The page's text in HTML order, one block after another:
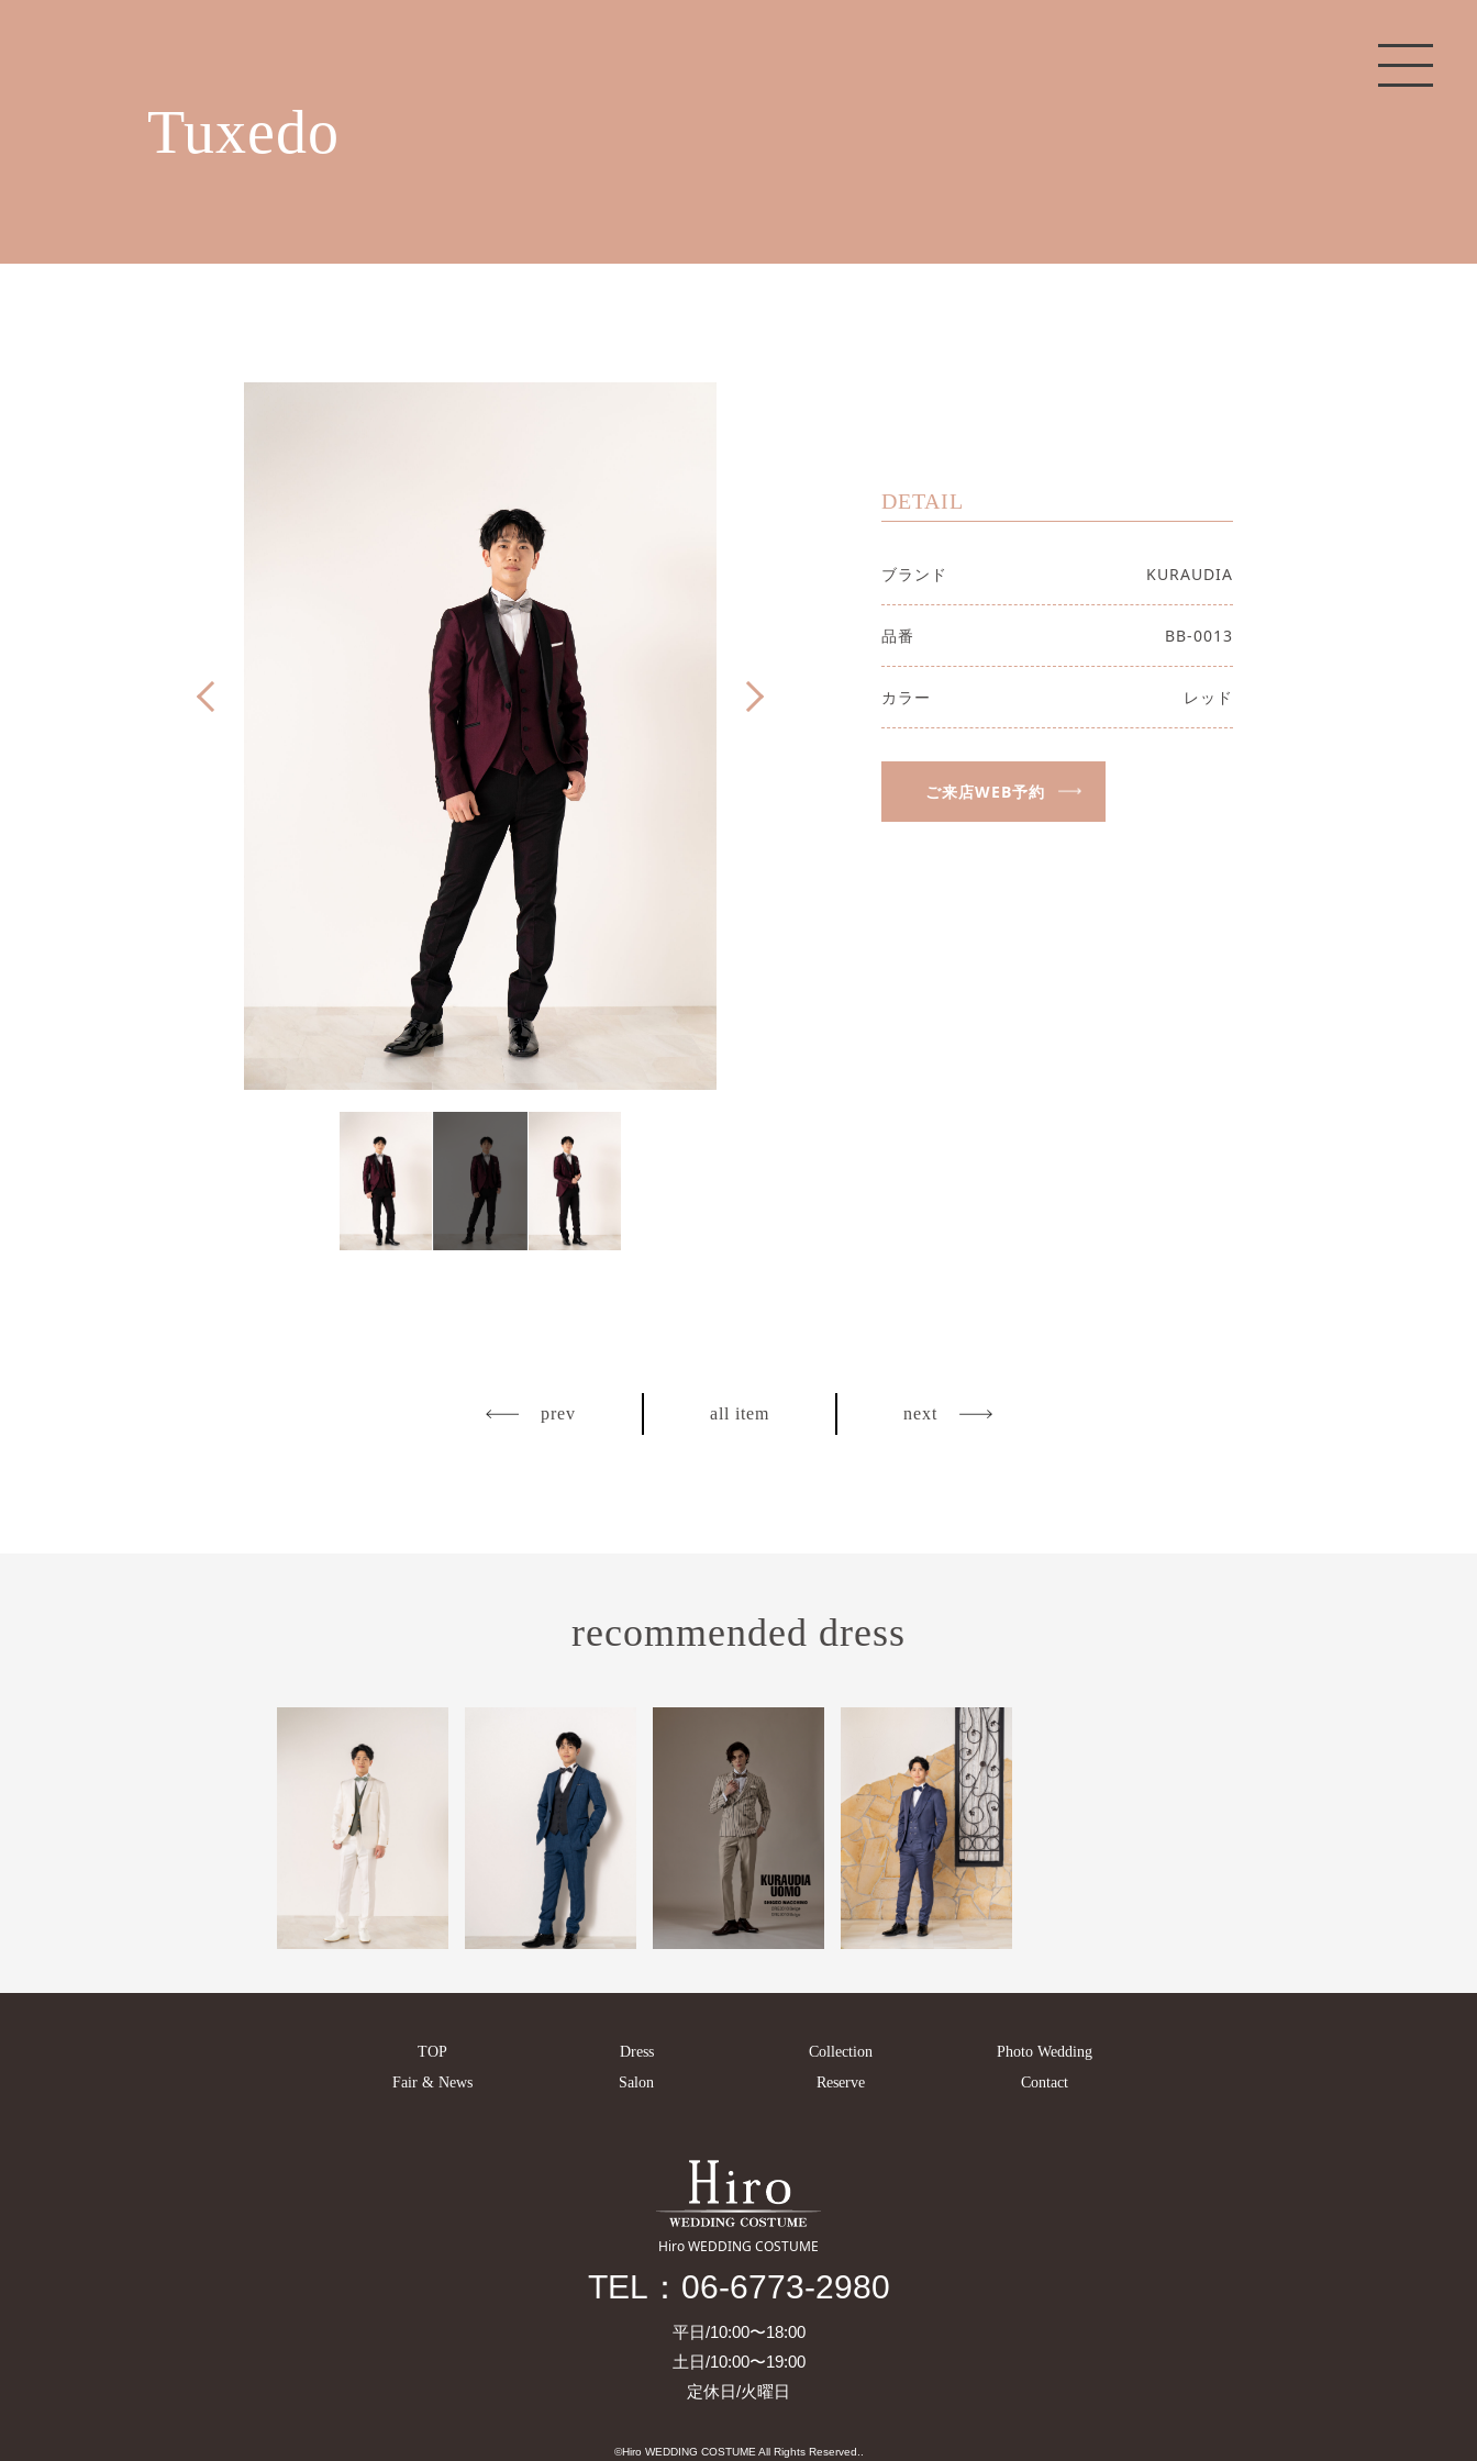
Tuxedo
DETAIL
ブランド KURAUDIA
品番 BB-0013
カラー レッド
ご来店WEB予約
prev all item next
recommended dress
TOP Dress Collection
Photo Wedding
Fair & News
Salon Reserve Contact
Hiro WEDDING COSTUME
TEL：06-6773-2980
平日/10:00〜18:00
土日/10:00〜19:00
定休日/火曜日
©Hiro WEDDING COSTUME All Rights Reserved..